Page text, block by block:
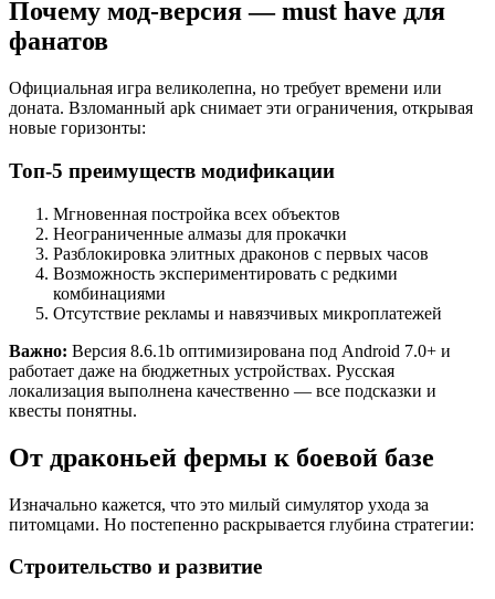
Почему мод-версия — must have для
фанатов
Официальная игра великолепна, но требует времени или
доната. Взломанный apk снимает эти ограничения, открывая
новые горизонты:
Топ-5 преимуществ модификации
Мгновенная постройка всех объектов
Неограниченные алмазы для прокачки
Разблокировка элитных драконов с первых часов
Возможность экспериментировать с редкими
комбинациями
Отсутствие рекламы и навязчивых микроплатежей
Важно: Версия 8.6.1b оптимизирована под Android 7.0+ и
работает даже на бюджетных устройствах. Русская
локализация выполнена качественно — все подсказки и
квесты понятны.
От драконьей фермы к боевой базе
Изначально кажется, что это милый симулятор ухода за
питомцами. Но постепенно раскрывается глубина стратегии:
Строительство и развитие